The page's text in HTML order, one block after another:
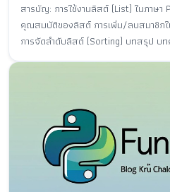
สารบัญ: การใช้งานลิสต์ (List) ในภาษา
คุณสมบัติของลิสต์ การเพิ่ม/ลบสมาชิก
การจัดลำดับลิสต์ (Sorting) บทสรุป บท